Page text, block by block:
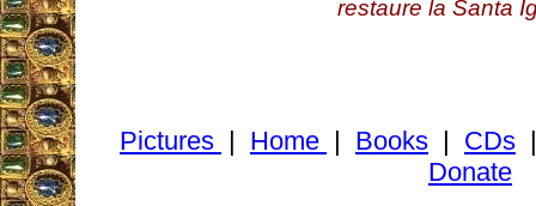
restaure la Santa
Pictures | Home | Books | CDs
Donate